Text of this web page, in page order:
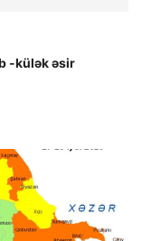
-külək əsir